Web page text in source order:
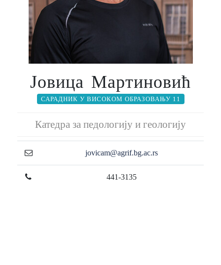
Јовица Мартиновић
САРАДНИК У ВИСОКОМ ОБРАЗОВАЊУ 11
Катедра за педологију и геологију
jovicam@agrif.bg.ac.rs
441-3135